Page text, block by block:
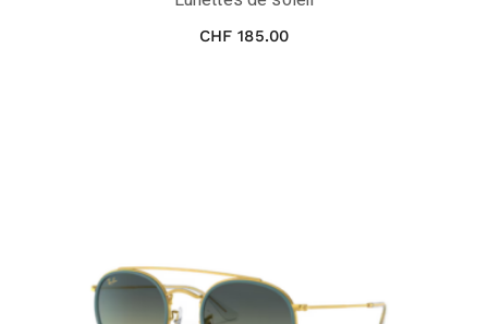
CHF 185.00